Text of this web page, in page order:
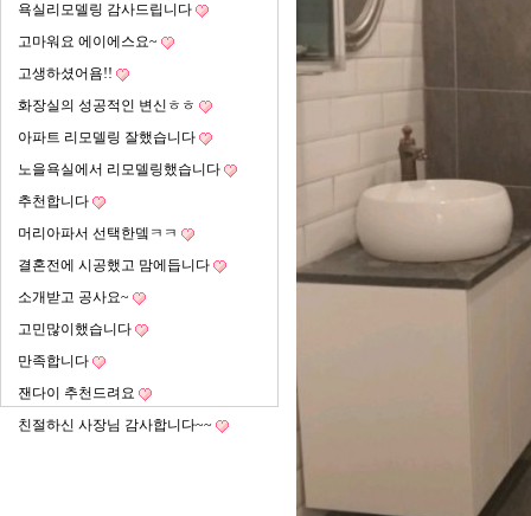
욕실리모델링 감사드립니다
고마워요 에이에스요~
고생하셨어욤!!
화장실의 성공적인 변신ㅎㅎ
아파트 리모델링 잘했습니다
노을욕실에서 리모델링했습니다
추천합니다
머리아파서 선택한뎈ㅋㅋ
결혼전에 시공했고 맘에듭니다
소개받고 공사요~
고민많이했습니다
만족합니다
잰다이 추천드려요
친절하신 사장님 감사합니다~~